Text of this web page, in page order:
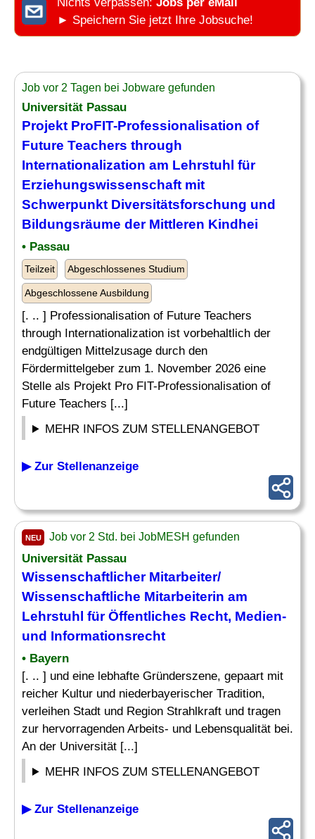
► Speichern Sie jetzt Ihre Jobsuche!
Job vor 2 Tagen bei Jobware gefunden
Universität Passau
Projekt ProFIT-Professionalisation of
Future Teachers through
Internationalization am Lehrstuhl für
Erziehungswissenschaft mit
Schwerpunkt Diversitätsforschung und
Bildungsräume der Mittleren Kindhei
• Passau
Teilzeit Abgeschlossenes Studium
Abgeschlossene Ausbildung
[. .. ] Professionalisation of Future Teachers
through Internationalization ist vorbehaltlich der
endgültigen Mittelzusage durch den
Fördermittelgeber zum 1. November 2026 eine
Stelle als Projekt Pro FIT-Professionalisation of
Future Teachers [...]
MEHR INFOS ZUM STELLENANGEBOT
▶ Zur Stellenanzeige
NEU Job vor 2 Std. bei JobMESH gefunden
Universität Passau
Wissenschaftlicher Mitarbeiter/
Wissenschaftliche Mitarbeiterin am
Lehrstuhl für Öffentliches Recht, Medien-
und Informationsrecht
• Bayern
[. .. ] und eine lebhafte Gründerszene, gepaart mit
reicher Kultur und niederbayerischer Tradition,
verleihen Stadt und Region Strahlkraft und tragen
zur hervorragenden Arbeits- und Lebensqualität bei.
An der Universität [...]
MEHR INFOS ZUM STELLENANGEBOT
▶ Zur Stellenanzeige